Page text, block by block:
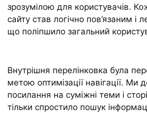
зрозумілою для користувачів.
сайту став логічно пов’язаним і
що поліпшило загальний
Внутрішня перелінковка була
метою оптимізації навігації. Ми
посилання на суміжні теми і
тільки спростило пошук